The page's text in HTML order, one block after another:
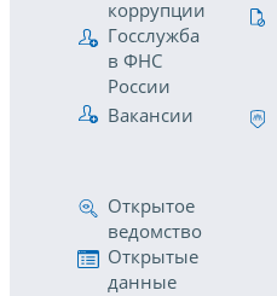
коррупции
Госслужба
в ФНС
России
Вакансии
Открытое
ведомство
Открытые
данные